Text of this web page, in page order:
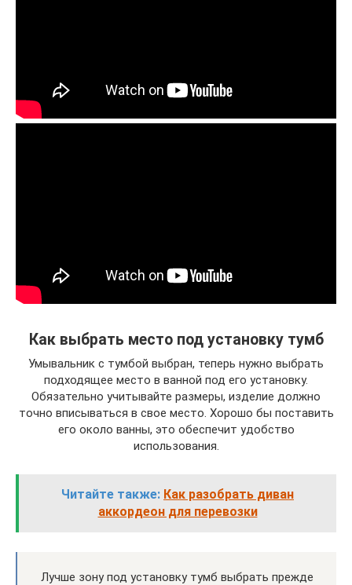
Как выбрать место под установку тумб
Умывальник с тумбой выбран, теперь нужно выбрать
подходящее место в ванной под его установку.
Обязательно учитывайте размеры, изделие должно
точно вписываться в свое место. Хорошо бы поставить
его около ванны, это обеспечит удобство
использования.
Читайте также: Как разобрать диван
аккордеон для перевозки
Лучше зону под установку тумб выбрать прежде